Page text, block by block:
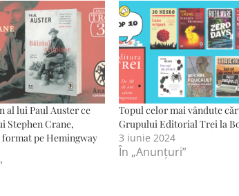
al lui Paul Auster ce
Stephen Crane,
pe Hemingway
Topul celor mai vândute
Grupului Editorial Trei la
3 iunie 2024
În „Anunțuri”